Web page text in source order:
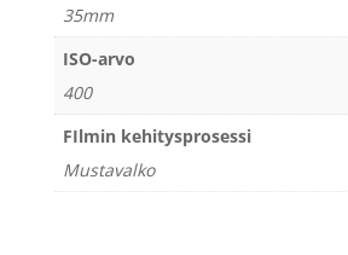
35mm
ISO-arvo
400
FIlmin kehitysprosessi
Mustavalko